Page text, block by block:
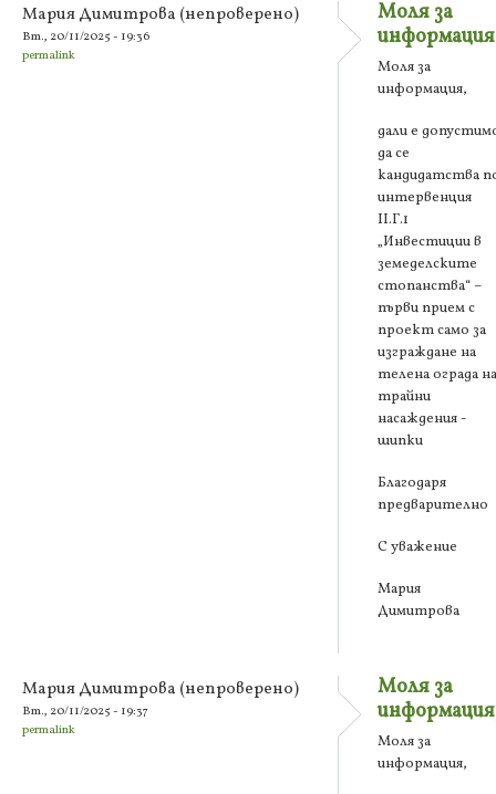
Мария Димитрова (непроверено)
Вт., 20/11/2025 - 19:36
permalink
Моля за
Моля за
информация,
дали е
да се
кандидатства
интервенция
ІІ.Г.1
„Инвестиции в
земеделските
стопанства“ –
първи прием с
проект само за
изграждане на
телена ограда на
трайни
насаждения -
шипки
Благодаря
предварително
С уважение
Мария
Димитрова
Мария Димитрова (непроверено)
Вт., 20/11/2025 - 19:37
permalink
Моля за
Моля за
информация,